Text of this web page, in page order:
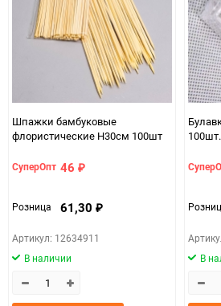
Шпажки бамбуковые
флористические H30см 100шт
СуперОпт 46 ₽
Розница 61,30 ₽
Артикул: 12634911
В наличии
Булавка
В